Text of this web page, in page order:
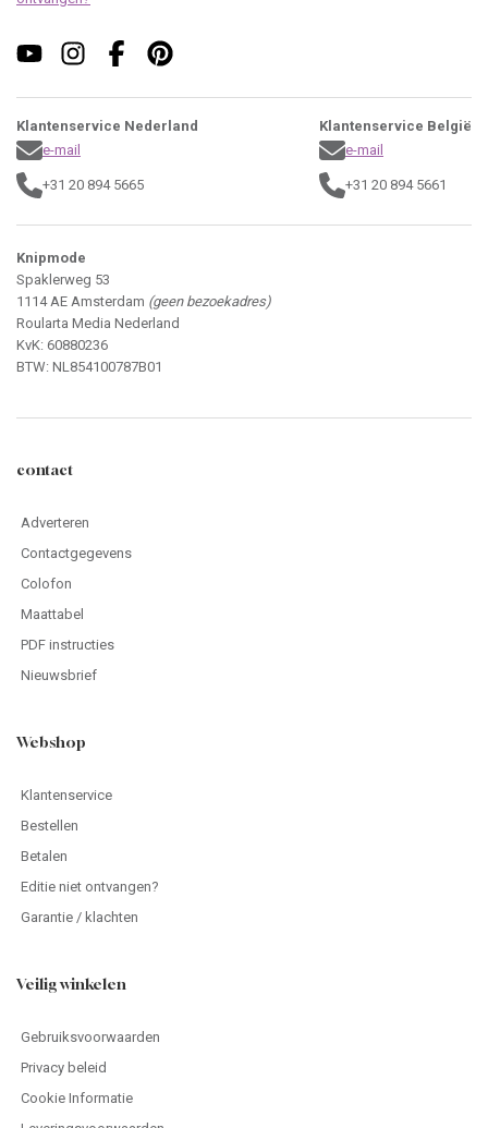
Klantenservice Nederland
e-mail
+31 20 894 5665
Klantenservice België
e-mail
+31 20 894 5661
Knipmode
Spaklerweg 53
1114 AE Amsterdam (geen bezoekadres)
Roularta Media Nederland
KvK: 60880236
BTW: NL854100787B01
contact
Adverteren
Contactgegevens
Colofon
Maattabel
PDF instructies
Nieuwsbrief
Webshop
Klantenservice
Bestellen
Betalen
Editie niet ontvangen?
Garantie / klachten
Veilig winkelen
Gebruiksvoorwaarden
Privacy beleid
Cookie Informatie